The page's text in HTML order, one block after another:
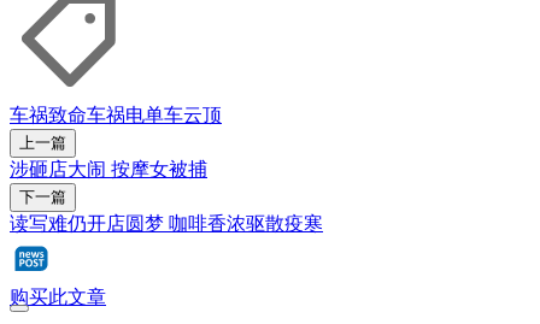
车祸致命车祸电单车云顶
上一篇
涉砸店大闹 按摩女被捕
下一篇
读写难仍开店圆梦 咖啡香浓驱散疫寒
购买此文章